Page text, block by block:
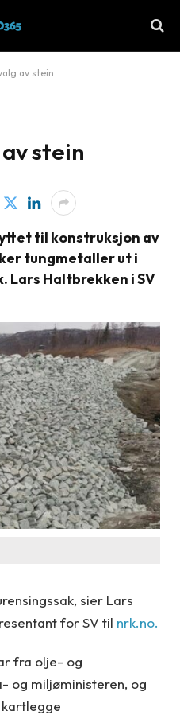
av stein
stein
til konstruksjon av
tungmetaller ut i
Lars Haltbrekken i SV
sier Lars
for SV til nrk.no.
fra olje- og
og miljøministeren, og